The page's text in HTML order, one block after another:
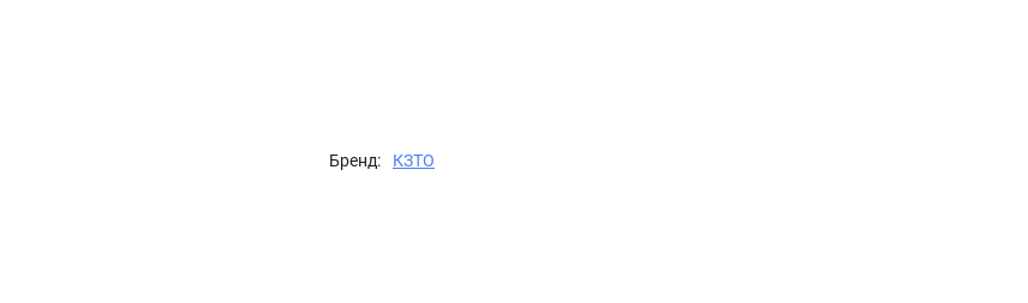
Бренд: КЗТО